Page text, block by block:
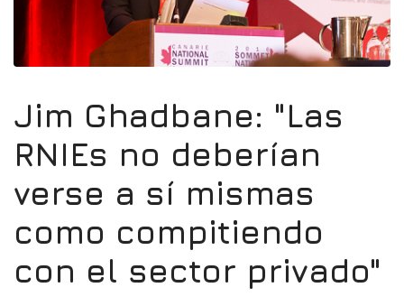
Jim Ghadbane: "Las
RNIEs no deberían
verse a sí mismas
como compitiendo
con el sector privado"